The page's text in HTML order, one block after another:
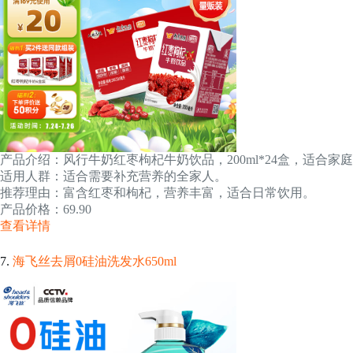
产品介绍：风行牛奶红枣枸杞牛奶饮品，200ml*24盒，适合家庭
适用人群：适合需要补充营养的全家人。
推荐理由：富含红枣和枸杞，营养丰富，适合日常饮用。
产品价格：69.90
查看详情
7. 海飞丝去屑0硅油洗发水650ml